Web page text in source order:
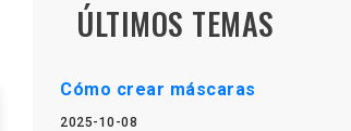
ÚLTIMOS TEMAS
Cómo crear máscaras
2025-10-08